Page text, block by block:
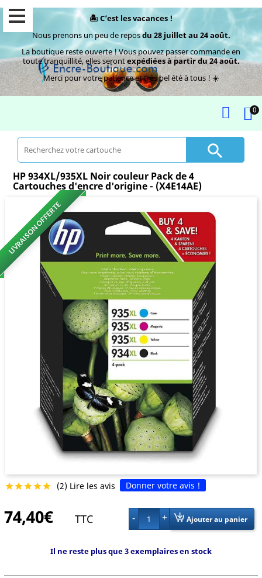
🏝️ C’est les vacances !
Nous prenons un peu de reposdu 28 juillet au 24 août.
La boutique reste ouverte ! Vous pouvez passer commande en
toute tranquillité, elles serontexpédiées à partir du 24 août.
Merci pour votre patience et très bel été à tous ! ☀️
0

HP 934XL/935XL Noir couleur Pack de 4
Cartouches d'encre d'origine - (X4E14AE)
LIVRAISON OFFERTE
 (2) Lire les avis Donner votre avis !
74,40€ TTC 1 Ajouter au panier
Il ne reste plus que 3 exemplaires en stock